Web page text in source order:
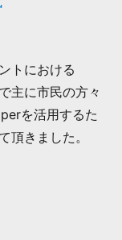
トにおける
主に市民の方々
を活用するた
頂きました。